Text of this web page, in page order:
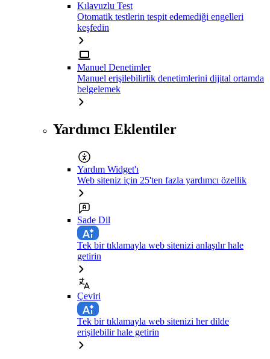
Kılavuzlu Test
Otomatik testlerin tespit edemediği engelleri
keşfedin
Manuel Denetimler
Manuel erişilebilirlik denetimlerini dijital ortamda
belgelemek
Yardımcı Eklentiler
Yardım Widget'ı
Web siteniz için 25'ten fazla yardımcı özellik
Sade Dil
Tek bir tıklamayla web sitenizi anlaşılır hale
getirin
Çeviri
Tek bir tıklamayla web sitenizi her dilde
erişilebilir hale getirin